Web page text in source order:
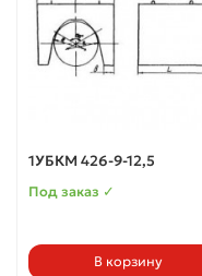
1УБКМ 426-9-12,5
Под заказ ✓
В корзину